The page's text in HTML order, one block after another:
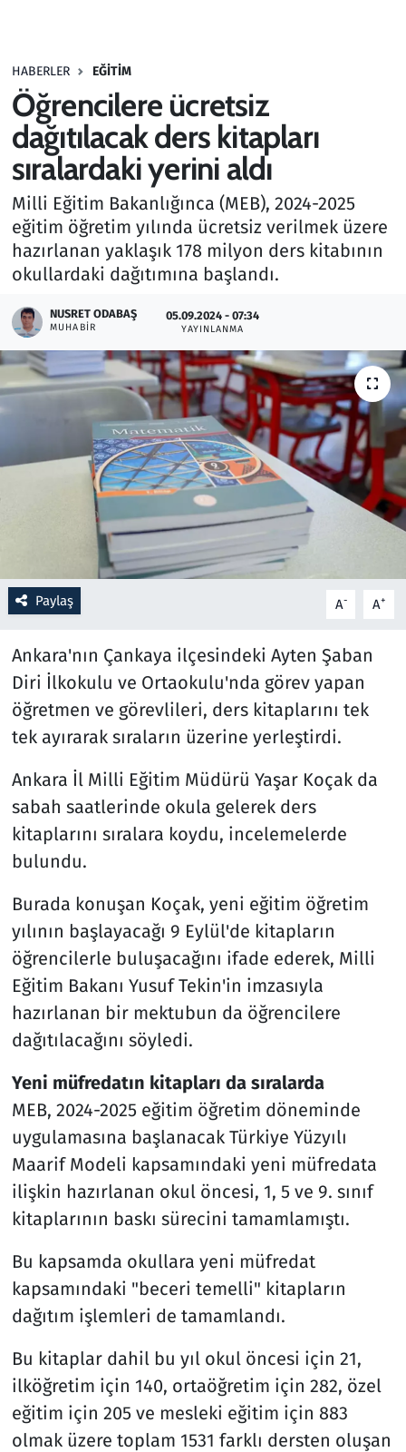
HABERLER EĞITIM
Öğrencilere ücretsiz
dağıtılacak ders kitapları
sıralardaki yerini aldı
Milli Eğitim Bakanlığınca (MEB), 2024-2025
eğitim öğretim yılında ücretsiz verilmek üzere
hazırlanan yaklaşık 178 milyon ders kitabının
okullardaki dağıtımına başlandı.
NUSRET ODABAŞ
MUHABIR
05.09.2024 - 07:34
YAYINLANMA
Paylaş A- A+
Ankara'nın Çankaya ilçesindeki Ayten Şaban
Diri İlkokulu ve Ortaokulu'nda görev yapan
öğretmen ve görevlileri, ders kitaplarını tek
tek ayırarak sıraların üzerine yerleştirdi.
Ankara İl Milli Eğitim Müdürü Yaşar Koçak da
sabah saatlerinde okula gelerek ders
kitaplarını sıralara koydu, incelemelerde
bulundu.
Burada konuşan Koçak, yeni eğitim öğretim
yılının başlayacağı 9 Eylül'de kitapların
öğrencilerle buluşacağını ifade ederek, Milli
Eğitim Bakanı Yusuf Tekin'in imzasıyla
hazırlanan bir mektubun da öğrencilere
dağıtılacağını söyledi.
Yeni müfredatın kitapları da sıralarda
MEB, 2024-2025 eğitim öğretim döneminde
uygulamasına başlanacak Türkiye Yüzyılı
Maarif Modeli kapsamındaki yeni müfredata
ilişkin hazırlanan okul öncesi, 1, 5 ve 9. sınıf
kitaplarının baskı sürecini tamamlamıştı.
Bu kapsamda okullara yeni müfredat
kapsamındaki "beceri temelli" kitapların
dağıtım işlemleri de tamamlandı.
Bu kitaplar dahil bu yıl okul öncesi için 21,
ilköğretim için 140, ortaöğretim için 282, özel
eğitim için 205 ve mesleki eğitim için 883
olmak üzere toplam 1531 farklı dersten oluşan
Haber
Kültür Sanat
Kurumsal Haberler
Lezzet Durağı
Memur ve Kamu
Otomobil
Oyun
Resmi İlanlar
Rüya Tabirleri
Savunma Sanayi
Spor
Teknoloji ve Bilim
Televizyon